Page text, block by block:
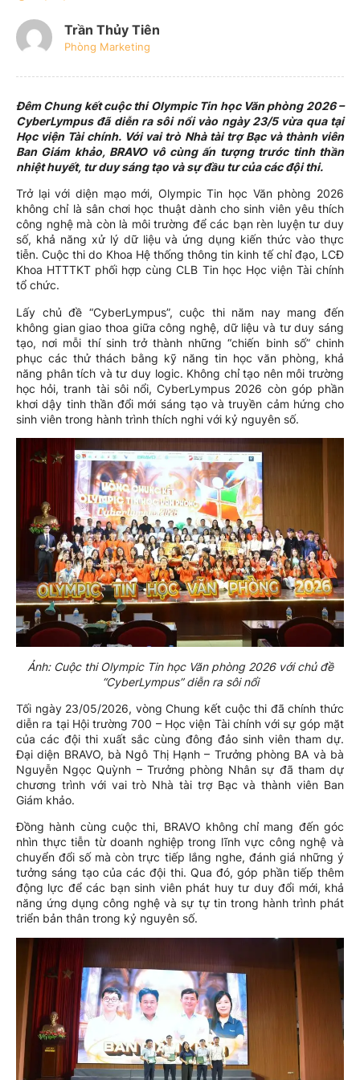
Trần Thủy Tiên
Phòng Marketing
Đêm Chung kết cuộc thi Olympic Tin học Văn phòng 2026 –
CyberLympus đã diễn ra sôi nổi vào ngày 23/5 vừa qua tại
Học viện Tài chính. Với vai trò Nhà tài trợ Bạc và thành viên
Ban Giám khảo, BRAVO vô cùng ấn tượng trước tinh thần
nhiệt huyết, tư duy sáng tạo và sự đầu tư của các đội thi.
Trở lại với diện mạo mới, Olympic Tin học Văn phòng 2026
không chỉ là sân chơi học thuật dành cho sinh viên yêu thích
công nghệ mà còn là môi trường để các bạn rèn luyện tư duy
số, khả năng xử lý dữ liệu và ứng dụng kiến thức vào thực
tiễn. Cuộc thi do Khoa Hệ thống thông tin kinh tế chỉ đạo, LCĐ
Khoa HTTTKT phối hợp cùng CLB Tin học Học viện Tài chính
tổ chức.
Lấy chủ đề “CyberLympus”, cuộc thi năm nay mang đến
không gian giao thoa giữa công nghệ, dữ liệu và tư duy sáng
tạo, nơi mỗi thí sinh trở thành những “chiến binh số” chinh
phục các thử thách bằng kỹ năng tin học văn phòng, khả
năng phân tích và tư duy logic. Không chỉ tạo nên môi trường
học hỏi, tranh tài sôi nổi, CyberLympus 2026 còn góp phần
khơi dậy tinh thần đổi mới sáng tạo và truyền cảm hứng cho
sinh viên trong hành trình thích nghi với kỷ nguyên số.
Ảnh: Cuộc thi Olympic Tin học Văn phòng 2026 với chủ đề
“CyberLympus” diễn ra sôi nổi
Tối ngày 23/05/2026, vòng Chung kết cuộc thi đã chính thức
diễn ra tại Hội trường 700 – Học viện Tài chính với sự góp mặt
của các đội thi xuất sắc cùng đông đảo sinh viên tham dự.
Đại diện BRAVO, bà Ngô Thị Hạnh – Trưởng phòng BA và bà
Nguyễn Ngọc Quỳnh – Trưởng phòng Nhân sự đã tham dự
chương trình với vai trò Nhà tài trợ Bạc và thành viên Ban
Giám khảo.
Đồng hành cùng cuộc thi, BRAVO không chỉ mang đến góc
nhìn thực tiễn từ doanh nghiệp trong lĩnh vực công nghệ và
chuyển đổi số mà còn trực tiếp lắng nghe, đánh giá những ý
tưởng sáng tạo của các đội thi. Qua đó, góp phần tiếp thêm
động lực để các bạn sinh viên phát huy tư duy đổi mới, khả
năng ứng dụng công nghệ và sự tự tin trong hành trình phát
triển bản thân trong kỷ nguyên số.